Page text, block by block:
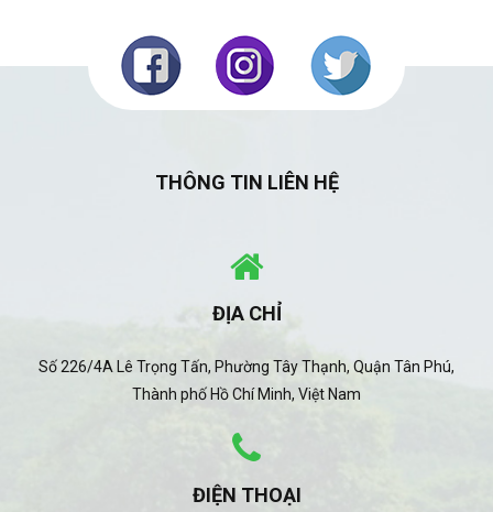
THÔNG TIN LIÊN HỆ
ĐỊA CHỈ
Số 226/4A Lê Trọng Tấn, Phường Tây Thạnh, Quận Tân Phú,
Thành phố Hồ Chí Minh, Việt Nam
ĐIỆN THOẠI